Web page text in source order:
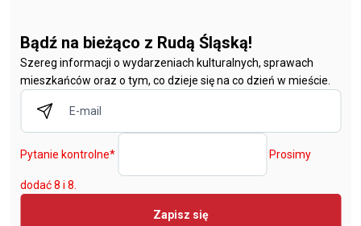
Bądź na bieżąco z Rudą Śląską!
Szereg informacji o wydarzeniach kulturalnych, sprawach
mieszkańców oraz o tym, co dzieje się na co dzień w mieście.
Pytanie kontrolne* Prosimy
dodać 8 i 8.
Zapisz się